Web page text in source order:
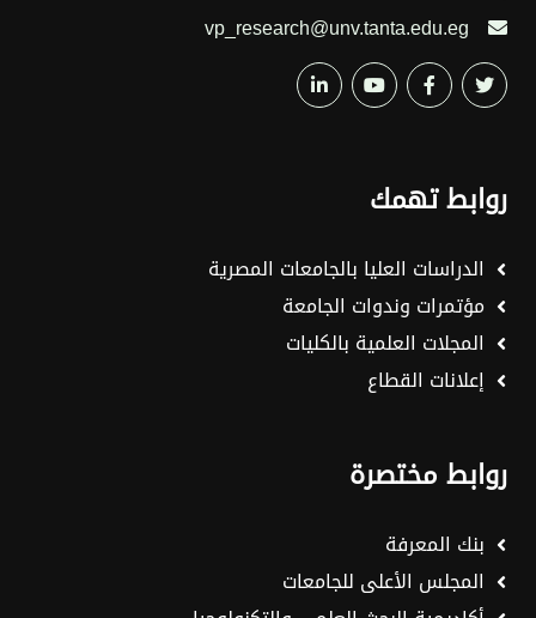
vp_research@unv.tanta.edu.eg
روابط تهمك
الدراسات العليا بالجامعات المصرية
مؤتمرات وندوات الجامعة
المجلات العلمية بالكليات
إعلانات القطاع
روابط مختصرة
بنك المعرفة
المجلس الأعلى للجامعات